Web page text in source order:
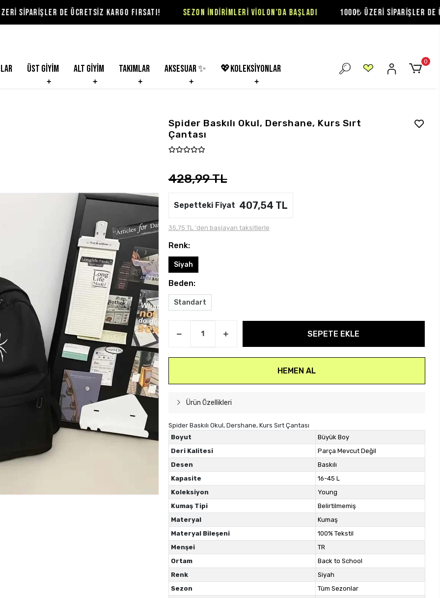
DE ÜCRETSİZ KARGO FIRSATI! SEZON İNDİRİMLERİ VİOLON'DA BAŞLADI 1000₺ ÜZERİ SİPARİŞLER DE ÜCRETSİZ
Üst Giyim Alt Giyim Takımlar Aksesuar ✨ 💖koleksiyonlar
0
Spider Baskılı Okul, Dershane, Kurs Sırt
Çantası
428,99 TL
Sepetteki Fiyat 407,54 TL
35,75 TL 'den başlayan taksitlerle
Renk:
Siyah
Beden:
Standart
SEPETE EKLE
HEMEN AL
Ürün Özellikleri
Spider Baskılı Okul, Dershane, Kurs Sırt Çantası
Boyut
Büyük Boy
Deri Kalitesi
Parça Mevcut Değil
Desen
Baskılı
Kapasite
16-45 L
Koleksiyon
Young
Kumaş Tipi
Belirtilmemiş
Materyal
Kumaş
Materyal Bileşeni
100% Tekstil
Menşei
TR
Ortam
Back to School
Renk
Siyah
Sezon
Tüm Sezonlar